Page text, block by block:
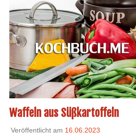
Waffeln aus Süßkartoffeln
Veröffentlicht am 16.06.2023